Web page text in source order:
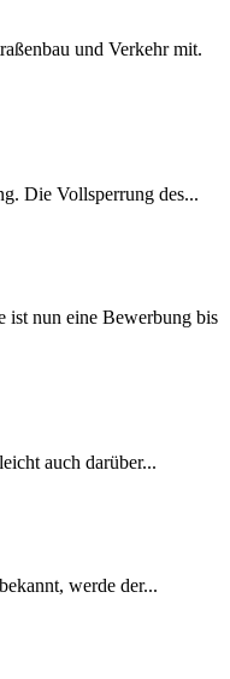
und Verkehr mit.
Die Vollsperrung des...
ist nun eine Bewerbung bis
auch darüber...
werde der...